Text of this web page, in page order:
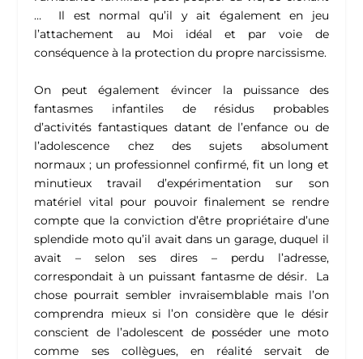
… Il est normal qu’il y ait également en jeu
l’attachement au Moi idéal et par voie de
conséquence à la protection du propre narcissisme.
On peut également évincer la puissance des
fantasmes infantiles de résidus probables
d’activités fantastiques datant de l’enfance ou de
l’adolescence chez des sujets absolument
normaux ; un professionnel confirmé, fit un long et
minutieux travail d’expérimentation sur son
matériel vital pour pouvoir finalement se rendre
compte que la conviction d’être propriétaire d’une
splendide moto qu’il avait dans un garage, duquel il
avait – selon ses dires – perdu l’adresse,
correspondait à un puissant fantasme de désir. La
chose pourrait sembler invraisemblable mais l’on
comprendra mieux si l’on considère que le désir
conscient de l’adolescent de posséder une moto
comme ses collègues, en réalité servait de